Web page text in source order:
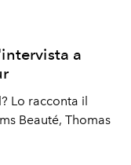
a
Lo racconta il
Beauté, Thomas